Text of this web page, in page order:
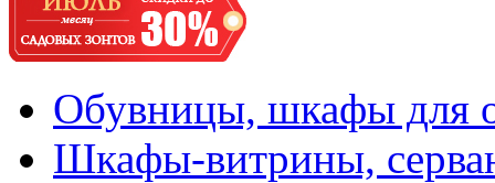
Обувницы, шкафы для
Шкафы-витрины,